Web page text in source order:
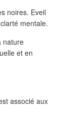
noires. Eveil
mentale.
nature
et en
associé aux